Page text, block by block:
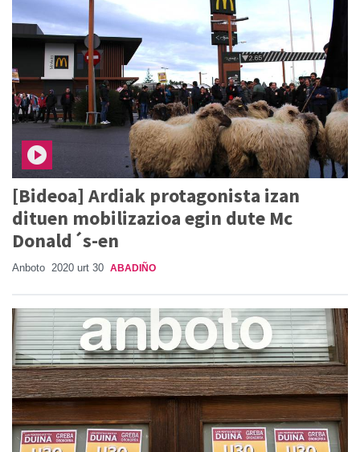
[Bideoa] Ardiak protagonista izan
dituen mobilizazioa egin dute Mc
Donald´s-en
Anboto 2020 urt 30 ABADIÑO